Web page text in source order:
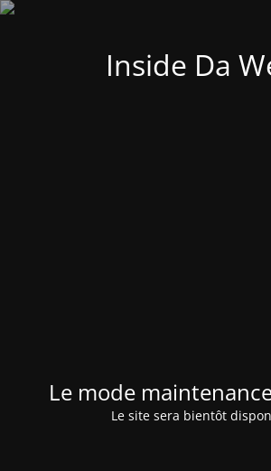
Inside Da
Le mode
Le site sera bientôt